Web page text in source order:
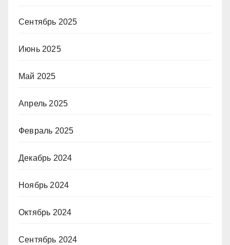
Сентябрь 2025
Июнь 2025
Май 2025
Апрель 2025
Февраль 2025
Декабрь 2024
Ноябрь 2024
Октябрь 2024
Сентябрь 2024